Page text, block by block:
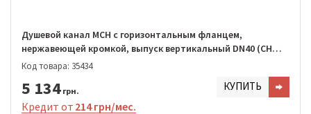
Душевой канал MCH с горизонтальным фланцем,
нержавеющей кромкой, выпуск вертикальный DN40 (CH
850/S40 MN1)
Код товара: 35434
5 134 грн. КУПИТЬ
Кредит от 214 грн/мес.